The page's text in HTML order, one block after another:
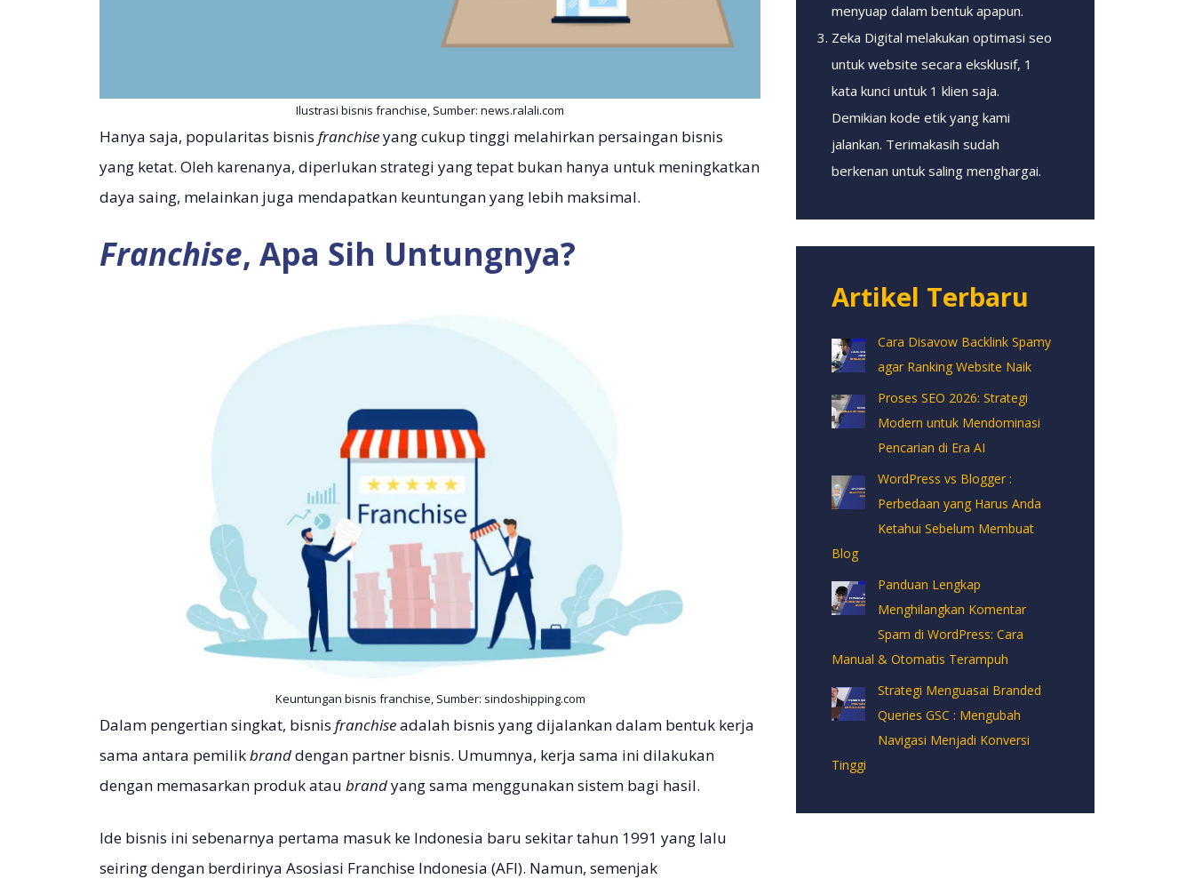
Ilustrasi bisnis franchise, Sumber: news.ralali.com
Hanya saja, popularitas bisnis franchiseyang cukup tinggi melahirkan persaingan bisnis
yang ketat. Oleh karenanya, diperlukan strategi yang tepat bukan hanya untuk meningkatkan
daya saing, melainkan juga mendapatkan keuntungan yang lebih maksimal.
Franchise, Apa Sih Untungnya?
Keuntungan bisnis franchise, Sumber: sindoshipping.com
Dalam pengertian singkat, bisnis franchiseadalah bisnis yang dijalankan dalam bentuk kerja
sama antara pemilikbranddengan partner bisnis. Umumnya, kerja sama ini dilakukan
dengan memasarkan produk atau brandyang sama menggunakan sistem bagi hasil.
Ide bisnis ini sebenarnya pertama masuk ke Indonesia baru sekitar tahun 1991 yang lalu
seiring dengan berdirinya Asosiasi Franchise Indonesia (AFI). Namun, semenjak
menyuap dalam bentuk apapun.
Zeka Digital melakukan optimasi seo
untuk website secara eksklusif, 1
kata kunci untuk 1 klien saja.
Demikian kode etik yang kami
jalankan. Terimakasih sudah
berkenan untuk saling menghargai.
Artikel Terbaru
Cara Disavow Backlink Spamy
agar Ranking Website Naik
Proses SEO 2026: Strategi
Modern untuk Mendominasi
Pencarian di Era AI
WordPress vs Blogger :
Perbedaan yang Harus Anda
Ketahui Sebelum Membuat
Blog
Panduan Lengkap
Menghilangkan Komentar
Spam di WordPress: Cara
Manual & Otomatis Terampuh
Strategi Menguasai Branded
Queries GSC : Mengubah
Navigasi Menjadi Konversi
Tinggi